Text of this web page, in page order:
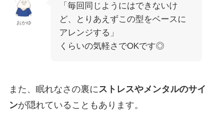
おかゆ
「毎回同じようにはできないけ
ど、とりあえずこの型をベースに
アレンジする」
くらいの気軽さでOKです◎
また、眠れなさの裏に ストレスやメンタルのサイ
ンが隠れていることもあります。